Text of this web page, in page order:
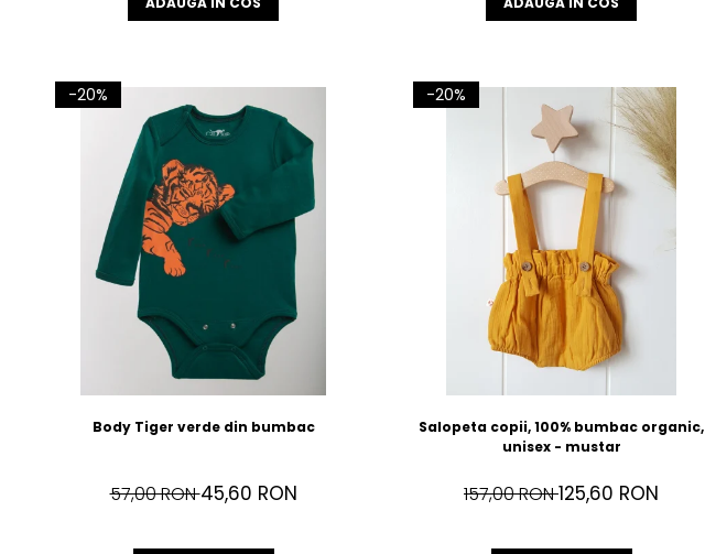
-20%
Body Tiger verde din bumbac
57,00 RON45,60 RON
-20%
Salopeta copii, 100% bumbac organic,
unisex - mustar
157,00 RON125,60 RON